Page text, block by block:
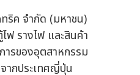
ริค จำกัด (มหาชน)
รางไฟ และสินค้า
รของอุตสาหกรรม
ากประเทศญี่ปุ่น